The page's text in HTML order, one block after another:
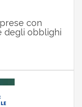
con
degli obblighi